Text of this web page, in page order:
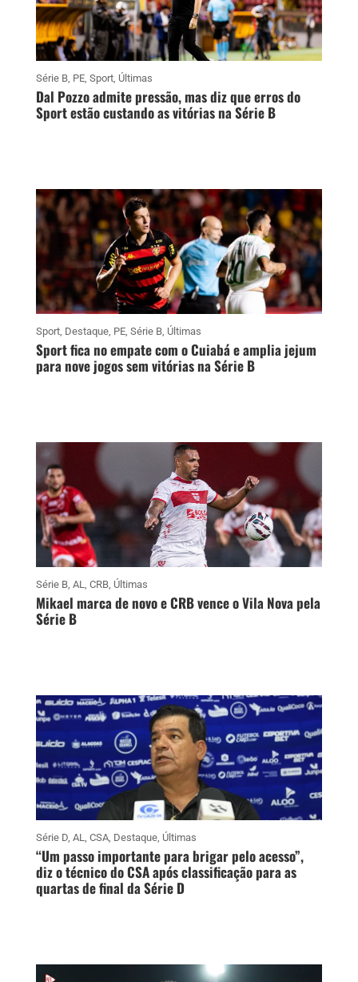
Série B, PE, Sport, Últimas
Dal Pozzo admite pressão, mas diz que erros do
Sport estão custando as vitórias na Série B
Sport, Destaque, PE, Série B, Últimas
Sport fica no empate com o Cuiabá e amplia jejum
para nove jogos sem vitórias na Série B
Série B, AL CRB, Últimas
Mikael marca de novo e CRB vence o Vila Nova pela
Série B
Série D, AL CSA, Destaque, Últimas
“Um passo importante para brigar pelo acesso”,
diz o técnico do CSA após classificação para as
quartas de final da Série D